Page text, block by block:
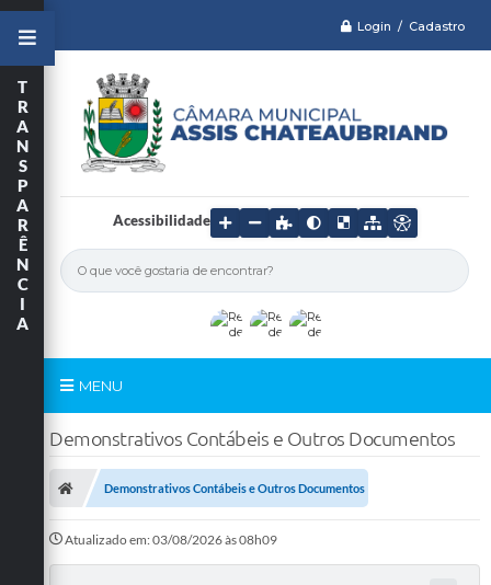
Login / Cadastro
Acessibilidade
MENU
Serviços
Câmara
T
R
A
N
S
P
A
R
Ê
N
C
I
A
Demonstrativos Contábeis e Outros Documentos
Demonstrativos Contábeis e Outros Documentos
Atualizado em: 03/08/2026 às 08h09